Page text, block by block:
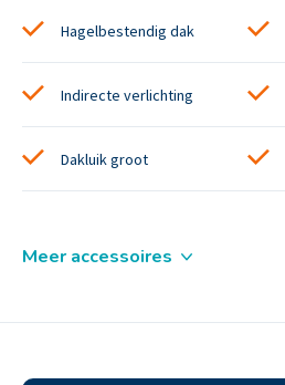
Hagelbestendig dak
Indirecte verlichting
Dakluik groot
Meer accessoires